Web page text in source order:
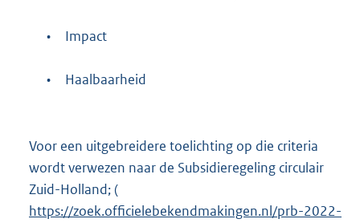
• Impact
• Haalbaarheid
Voor een uitgebreidere toelichting op die criteria
wordt verwezen naar de Subsidieregeling circulair
Zuid-Holland; (
https://zoek.officielebekendmakingen.nl/prb-2022-